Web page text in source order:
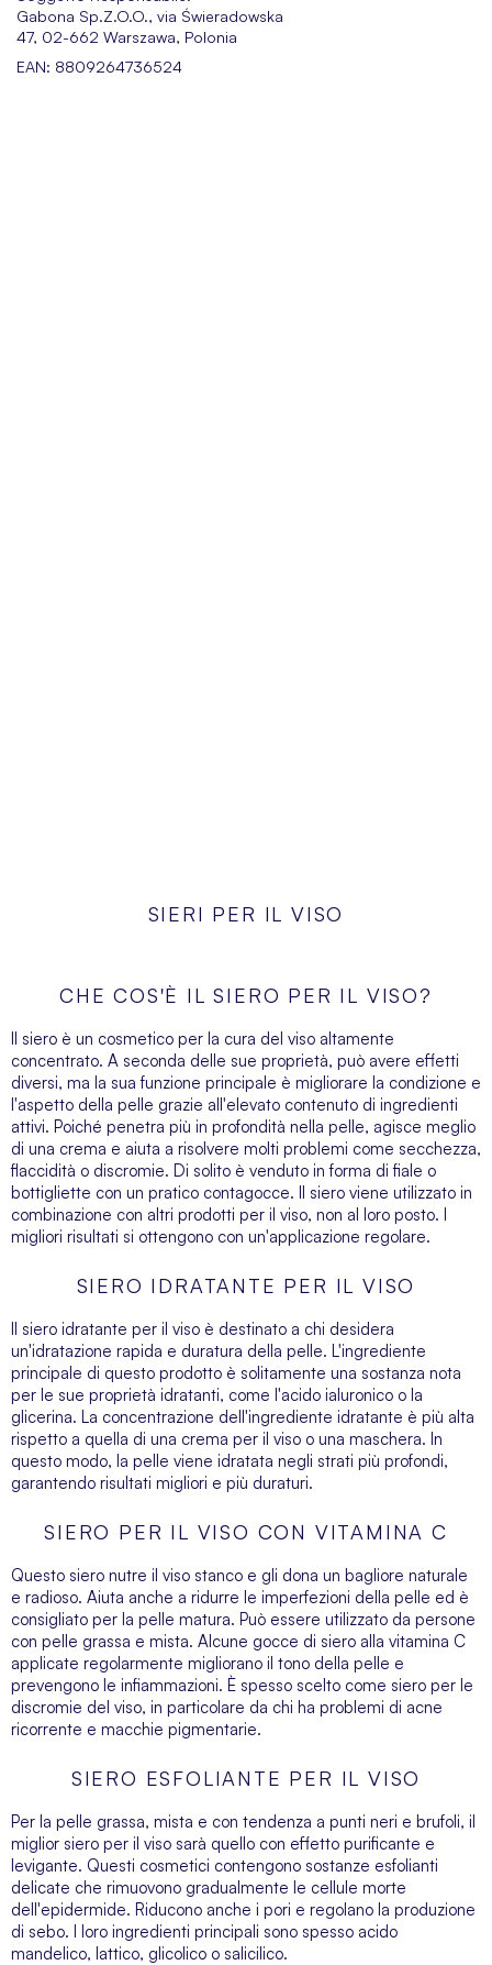
Gabona Sp.Z.O.O., via Świeradowska
47, 02-662 Warszawa, Polonia
EAN: 8809264736524
SIERI PER IL VISO
CHE COS'È IL SIERO PER IL VISO?
Il siero è un cosmetico per la cura del viso altamente
concentrato. A seconda delle sue proprietà, può avere effetti
diversi, ma la sua funzione principale è migliorare la condizione e
l'aspetto della pelle grazie all'elevato contenuto di ingredienti
attivi. Poiché penetra più in profondità nella pelle, agisce meglio
di una crema e aiuta a risolvere molti problemi come secchezza,
flaccidità o discromie. Di solito è venduto in forma di fiale o
bottigliette con un pratico contagocce. Il siero viene utilizzato in
combinazione con altri prodotti per il viso, non al loro posto. I
migliori risultati si ottengono con un'applicazione regolare.
SIERO IDRATANTE PER IL VISO
Il siero idratante per il viso è destinato a chi desidera
un'idratazione rapida e duratura della pelle. L'ingrediente
principale di questo prodotto è solitamente una sostanza nota
per le sue proprietà idratanti, come l'acido ialuronico o la
glicerina. La concentrazione dell'ingrediente idratante è più alta
rispetto a quella di una crema per il viso o una maschera. In
questo modo, la pelle viene idratata negli strati più profondi,
garantendo risultati migliori e più duraturi.
SIERO PER IL VISO CON VITAMINA C
Questo siero nutre il viso stanco e gli dona un bagliore naturale
e radioso. Aiuta anche a ridurre le imperfezioni della pelle ed è
consigliato per la pelle matura. Può essere utilizzato da persone
con pelle grassa e mista. Alcune gocce di siero alla vitamina C
applicate regolarmente migliorano il tono della pelle e
prevengono le infiammazioni. È spesso scelto come siero per le
discromie del viso, in particolare da chi ha problemi di acne
ricorrente e macchie pigmentarie.
SIERO ESFOLIANTE PER IL VISO
Per la pelle grassa, mista e con tendenza a punti neri e brufoli, il
miglior siero per il viso sarà quello con effetto purificante e
levigante. Questi cosmetici contengono sostanze esfolianti
delicate che rimuovono gradualmente le cellule morte
dell'epidermide. Riducono anche i pori e regolano la produzione
di sebo. I loro ingredienti principali sono spesso acido
mandelico, lattico, glicolico o salicilico.